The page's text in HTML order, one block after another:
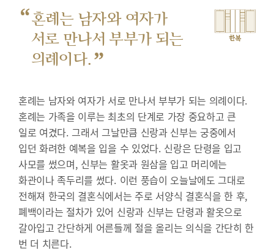
“혼례는 남자와 여자가
서로 만나서 부부가 되는
의례이다. ”
한복
혼례는 남자와 여자가 서로 만나서 부부가 되는 의례이다.
혼례는 가족을 이루는 최초의 단계로 가장 중요하고 큰
일로 여겼다. 그래서 그날만큼 신랑과 신부는 궁중에서
입던 화려한 예복을 입을 수 있었다. 신랑은 단령을 입고
사모를 썼으며, 신부는 활옷과 원삼을 입고 머리에는
화관이나 족두리를 썼다. 이런 풍습이 오늘날에도 그대로
전해져 한국의 결혼식에서는 주로 서양식 결혼식을 한 후,
폐백이라는 절차가 있어 신랑과 신부는 단령과 활옷으로
갈아입고 간단하게 어른들께 절을 올리는 의식을 간단히 한
번 더 치른다.